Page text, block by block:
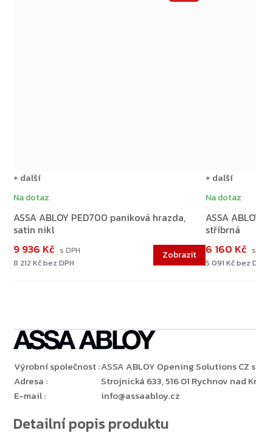
ASSA ABLOY PED700 paniková hrazda,
satin nikl
Na dotaz
8 212 Kč bez DPH
9 936 Kč
+ další
ASSA
stříbrná
Na dotaz
5 091 Kč bez
6 160 Kč
+ další
Detailní popis produktu
Výrobní společnost:ASSA ABLOY Opening Solutions CZ
Adresa :
Strojnická 633, 516 01 Rychnov nad
E-mail: info@assaabloy.cz
Zpět do